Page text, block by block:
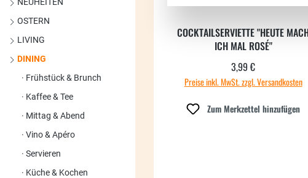
OSTERN
LIVING
DINING
Frühstück & Brunch
Kaffee & Tee
Mittag & Abend
Vino & Apéro
Servieren
Küche & Kochen
COCKTAILSERVIETTE "HEUTE
ICH MAL ROSÉ"
Regulärer Preis:
3,99 €
Preise inkl. MwSt. zzgl. Versandkosten
Zum Merkzettel hinzufügen